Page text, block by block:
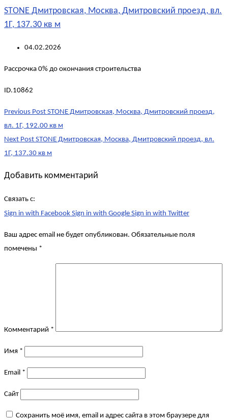
STONE Дмитровская, Москва, Дмитровский проезд, вл.
1Г, 137.30 кв м
04.02.2026
Рассрочка 0% до окончания строительства
ID.10862
Post
navigation
Previous Post STONE Дмитровская, Москва, Дмитровский проезд,
вл. 1Г, 192.00 кв м
Next Post STONE Дмитровская, Москва, Дмитровский проезд, вл.
1Г, 137.30 кв м
Добавить комментарий
Связать с:
Sign in with Facebook Sign in with Google Sign in with Twitter
Ваш адрес email не будет опубликован. Обязательные поля
помечены *
Комментарий *
Имя *
Email *
Сайт
Сохранить моё имя, email и адрес сайта в этом браузере для